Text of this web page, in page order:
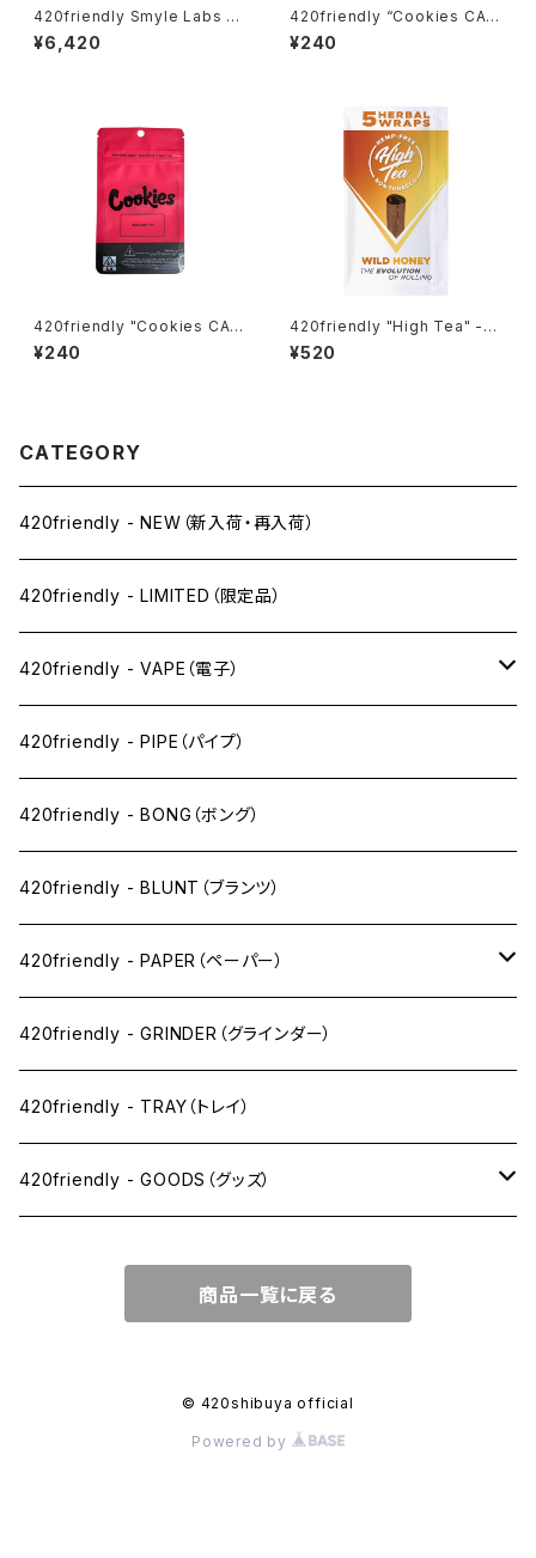
420friendly Smyle Labs P
enjamin キー型ベイプバッテリ
ー
¥6,420
420friendly “Cookies CA
Mylar Bag – BLUE / 28g” ク
ッキー マイラーバッグ（ブルー）
¥240
420friendly "Cookies CA
Mylar Bag – RED / 7g" クッキ
ー マイラーバッグ（レッド）10×1
¥240
420friendly "High Tea" -Bl
unt Wraps / 自分で巻く 愛好
家 420friendlyおすすめ (ワイ
¥520
CATEGORY
420friendly - NEW（新入荷・再入荷）
420friendly - LIMITED（限定品）
420friendly - VAPE（電子）
ペン下
ニコパフ系
ドライ系
ワックス系
420friendly - PIPE（パイプ）
420friendly - BONG（ボング）
420friendly - BLUNT（ブランツ）
420friendly - PAPER（ペーパー）
SW(シングルワイド）サイズ
1 1/4サイズ
キングサイズスリム
キングサイズワイド
420friendly - GRINDER（グラインダー）
420friendly - TRAY（トレイ）
420friendly - GOODS（グッズ）
JOINT（ジョイント系）
CLEANING（掃除・保管）
商品一覧に戻る
© 420shibuya official
Powered by